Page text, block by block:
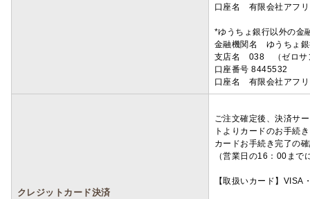
口座名 有限会社アフ
*ゆうちょ銀行以外の金
金融機関名 ゆうちょ
支店名 038 （ゼロサ
口座番号 8445532
口座名 有限会社アフ
クレジットカード決済
ご注文確定後、決済サ
トよりカードのお手続
カードお手続き完了の
（営業日の16：00ま
【取扱いカード】